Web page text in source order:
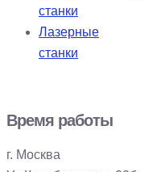
станки
Лазерные
станки
Время работы
г. Москва